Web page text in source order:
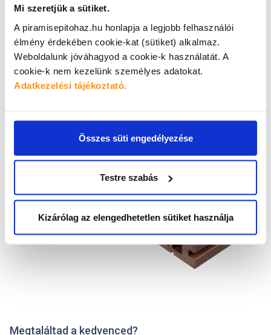
Mi szeretjük a sütiket.
A piramisepitohaz.hu honlapja a legjobb felhasználói
élmény érdekében cookie-kat (sütiket) alkalmaz.
Weboldalunk jóváhagyod a cookie-k használatát. A
cookie-k nem kezelünk személyes adatokat.
Adatkezelési tájékoztató.
Összes süti engedélyezése
Testre szabás
Kizárólag az elengedhetetlen sütiket használja
Megtaláltad a kedvenced?